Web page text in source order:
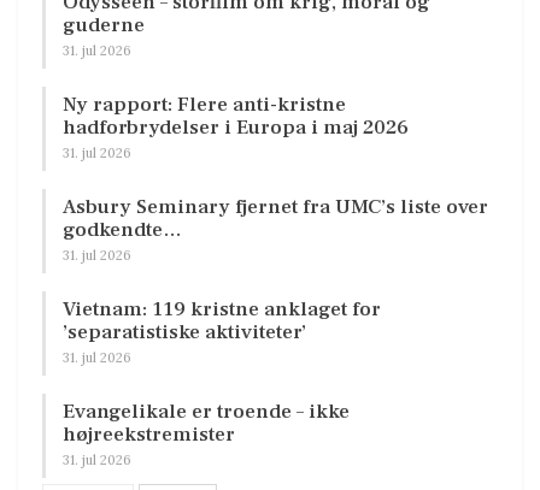
guderne
31. jul 2026
Ny rapport: Flere anti-kristne
hadforbrydelser i Europa i maj 2026
31. jul 2026
Asbury Seminary fjernet fra UMC’s liste over
godkendte…
31. jul 2026
Vietnam: 119 kristne anklaget for
’separatistiske aktiviteter’
31. jul 2026
Evangelikale er troende – ikke
højreekstremister
31. jul 2026